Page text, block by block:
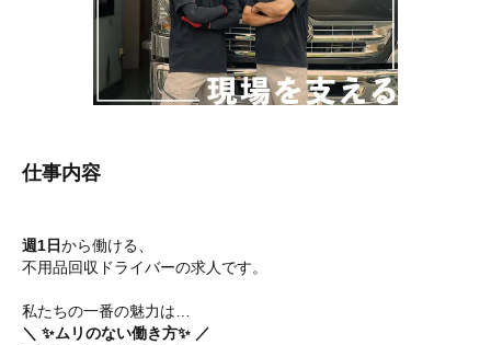
仕事内容
週1日から働ける、
不用品回収ドライバーの求人です。
私たちの一番の魅力は…
＼ ✨ムリのない働き方✨ ／